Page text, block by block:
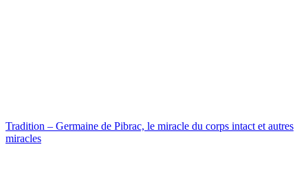
Tradition – Germaine de Pibrac, le miracle du corps intact et autres
miracles